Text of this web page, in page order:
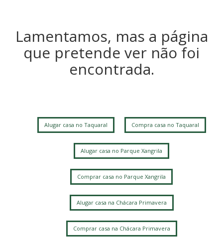
Lamentamos, mas a página
que pretende ver não foi
encontrada.
Alugar casa no Taquaral Compra casa no Taquaral
Alugar casa no Parque Xangrila
Comprar casa no Parque Xangrila
Alugar casa na Chácara Primavera
Comprar casa na Chácara Primavera